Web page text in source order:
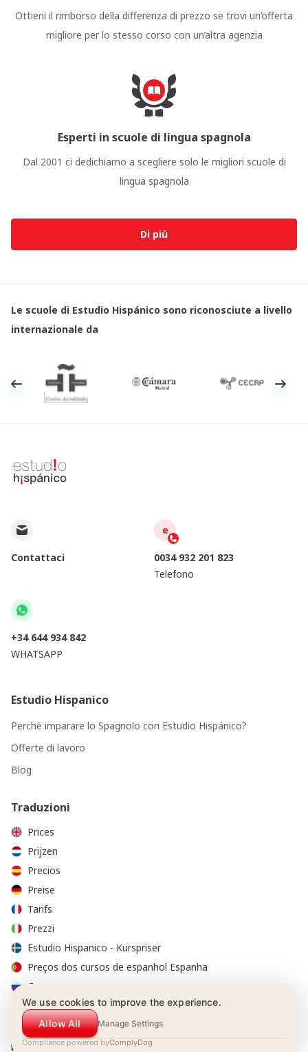
Ottieni il rimborso della differenza di prezzo se trovi un’offerta
migliore per lo stesso corso con un’altra agenzia
Esperti in scuole di lingua spagnola
Dal 2001 ci dedichiamo a scegliere solo le migliori scuole di
lingua spagnola
Di più
Le scuole di Estudio Hispánico sono riconosciute a livello
internazionale da
Contattaci
e
0034 932 201 823
Telefono
+34 644 934 842
WHATSAPP
Estudio Hispanico
Perchè imparare lo Spagnolo con Estudio Hispánico?
Offerte di lavoro
Blog
Traduzioni
Prices
Prijzen
Precios
Preise
Tarifs
Prezzi
Estudio Hispanico - Kurspriser
Preços dos cursos de espanhol Espanha
Стоимость курсов
We use cookies to improve the experience.
Allow All
Manage Settings
Compliance powered byComplyDog